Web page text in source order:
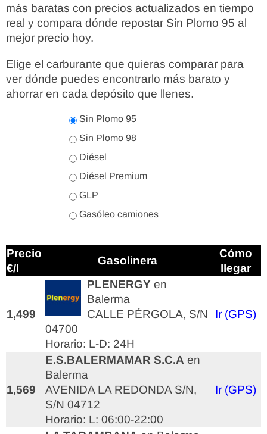
más baratas con precios actualizados en tiempo
real y compara dónde repostar Sin Plomo 95 al
mejor precio hoy.
Elige el carburante que quieras comparar para
ver dónde puedes encontrarlo más barato y
ahorrar en cada depósito que llenes.
Sin Plomo 95
Sin Plomo 98
Diésel
Diésel Premium
GLP
Gasóleo camiones
Precio
€/l
Gasolinera
Cómo
llegar
1,499
PLENERGY en
Balerma
CALLE PÉRGOLA, S/N
04700
Horario: L-D: 24H
Ir (GPS)
1,569
E.S.BALERMAMAR S.C.A en
Balerma
AVENIDA LA REDONDA S/N,
S/N 04712
Horario: L: 06:00-22:00
Ir (GPS)